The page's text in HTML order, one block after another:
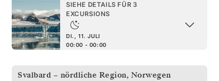
SIEHE DETAILS FÜR 3
EXCURSIONS
DI., 11. JULI
00:00 - 00:00
Svalbard – nördliche Region, Norwegen